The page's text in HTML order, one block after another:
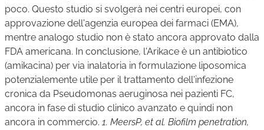
poco. Questo studio si svolgerà nei centri europei, con
approvazione dell'agenzia europea dei farmaci (EMA),
mentre analogo studio non è stato ancora approvato dalla
FDA americana. In conclusione, l'Arikace è un antibiotico
(amikacina) per via inalatoria in formulazione liposomica
potenzialemente utile per il trattamento dell'infezione
cronica da Pseudomonas aeruginosa nei pazienti FC,
ancora in fase di studio clinico avanzato e quindi non
ancora in commercio. 1. MeersP, et al. Biofilm penetration,